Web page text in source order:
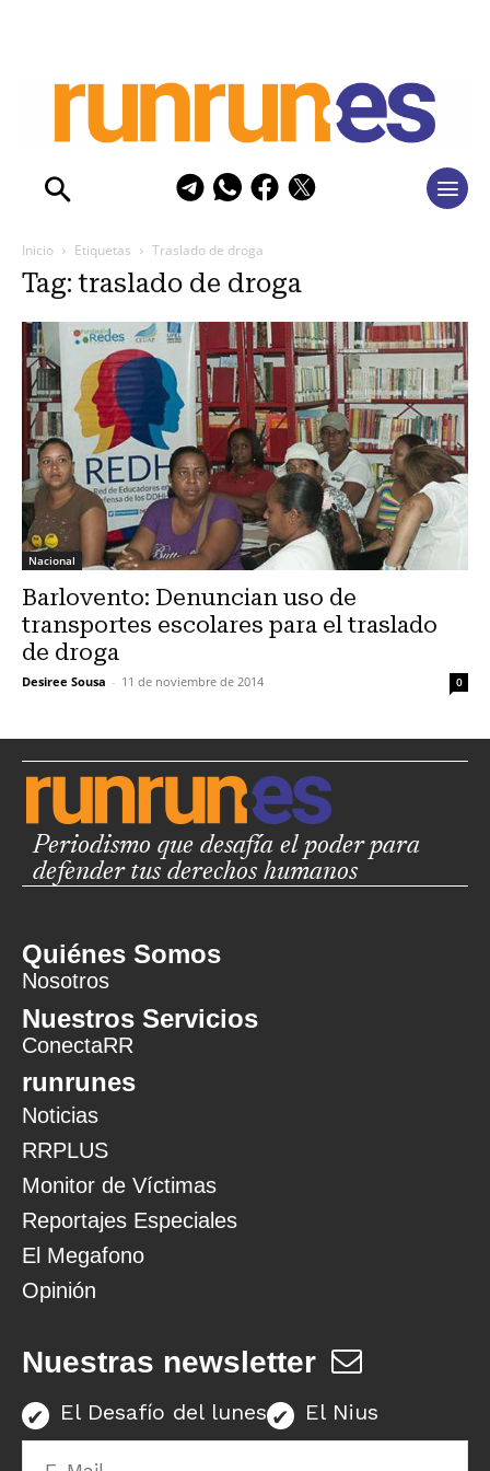
Inicio Etiquetas Traslado de droga
Tag: traslado de droga
Nacional
Barlovento: Denuncian uso de
transportes escolares para el traslado
de droga
Desiree Sousa - 11 de noviembre de 2014 0
Periodismo que desafía el poder para
defender tus derechos humanos
Quiénes Somos
Nosotros
Nuestros Servicios
ConectaRR
runrunes
Noticias
RRPLUS
Monitor de Víctimas
Reportajes Especiales
El Megafono
Opinión
Nuestras newsletter
El Desafío del lunes El Nius